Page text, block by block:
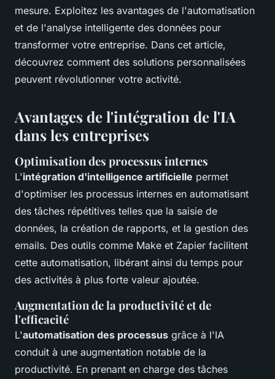
mesure. Exploitez les avantages de l'automatisation
et de l'analyse intelligente des données pour
transformer votre entreprise. Dans cet article,
découvrez comment des solutions personnalisées
peuvent révolutionner votre activité.
Avantages de l'intégration de l'IA
dans les entreprises
Optimisation des processus internes
L'intégration d'intelligence artificielle permet
d'optimiser les processus internes en automatisant
des tâches répétitives telles que la saisie de
données, la création de rapports, et la gestion des
emails. Des outils comme Make et Zapier facilitent
cette automatisation, libérant ainsi du temps pour
des activités à plus forte valeur ajoutée.
Augmentation de la productivité et de
l'efficacité
L'automatisation des processus grâce à l'IA
conduit à une augmentation notable de la
productivité. En prenant en charge des tâches